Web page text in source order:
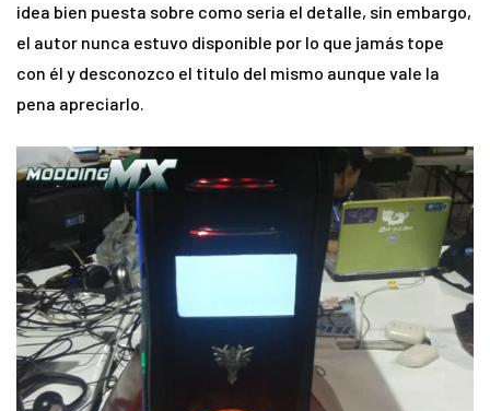
idea bien puesta sobre como seria el detalle, sin embargo,
el autor nunca estuvo disponible por lo que jamás tope
con él y desconozco el titulo del mismo aunque vale la
pena apreciarlo.